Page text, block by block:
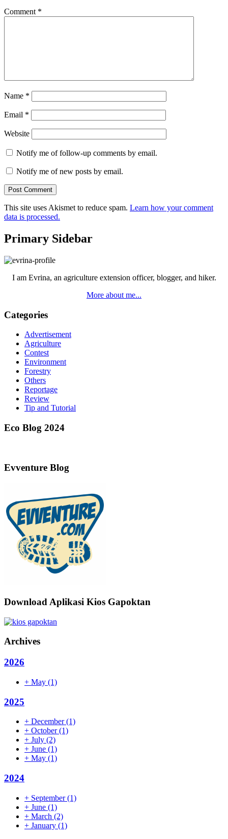
Comment *
Name *
Email *
Website
Notify me of follow-up comments by email.
Notify me of new posts by email.
This site uses Akismet to reduce spam. Learn how your comment
data is processed.
Primary Sidebar
I am Evrina, an agriculture extension officer, blogger, and hiker.
More about me...
Categories
Advertisement
Agriculture
Contest
Environment
Forestry
Others
Reportage
Review
Tip and Tutorial
Eco Blog 2024
Evventure Blog
Download Aplikasi Kios Gapoktan
Archives
2026
+ May (1)
2025
+ December(1)
+ October(1)
+ July (2)
+ June (1)
+ May (1)
2024
+ September(1)
+ June (1)
+ March (2)
+ January (1)